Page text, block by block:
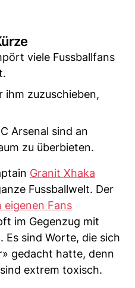
viele Fussballfans
ihm zuzuschieben,
Arsenal sind an
zu überbieten.
Granit Xhaka
Fussballwelt. Der
eigenen Fans
im Gegenzug mit
Es sind Worte, die sich
gedacht hatte, denn
extrem toxisch.